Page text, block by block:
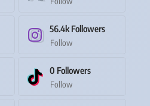
56.4k Followers
Follow
0 Followers
Follow